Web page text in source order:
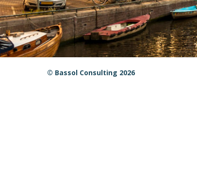
© Bassol Consulting 2026